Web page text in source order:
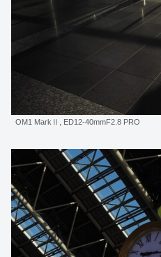
OM1 MarkⅡ, ED12-40mmF2.8 PRO